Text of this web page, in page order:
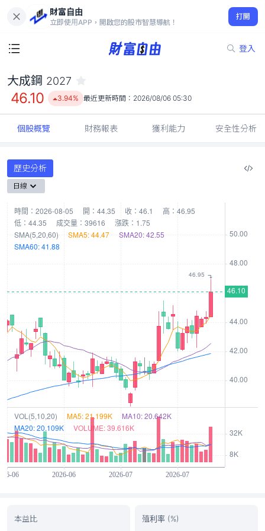
財富自由
立即使用APP，開啟您的股市智慧導航！
打開
登入
46.10
3.94%
大成鋼 2027
46.10 3.94% 最近更新時間： 2026/08/06 05:30
個股概覽 財務報表 獲利能力 安全性分析
歷史分析
日線
本益比 殖利率 (%)